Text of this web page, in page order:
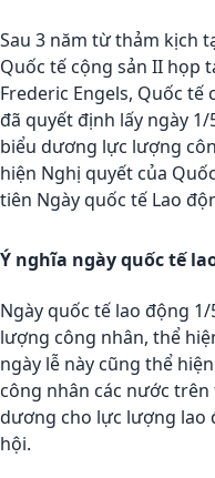
Sau 3 năm từ thảm kịch
Quốc tế cộng sản II họp
Frederic Engels, Quốc
đã quyết định lấy ngày
biểu dương lực lượng
hiện Nghị quyết của
tiên Ngày quốc tế Lao
Ý nghĩa ngày quốc tế
Ngày quốc tế lao động
lượng công nhân, thể
ngày lễ này cũng thể
công nhân các nước
dương cho lực lượng lao
hội.